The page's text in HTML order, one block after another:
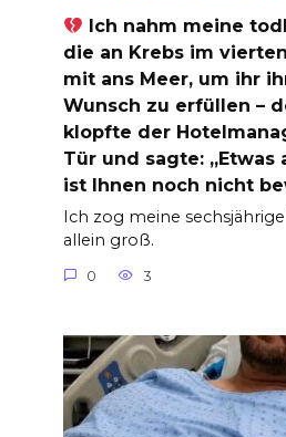
Ich nahm meine
die an Krebs im
mit ans Meer, um ihr
Wunsch zu erfüllen –
klopfte der
Tür und sagte: „Etwas
ist Ihnen noch nicht
Ich zog meine
allein groß.
0 3